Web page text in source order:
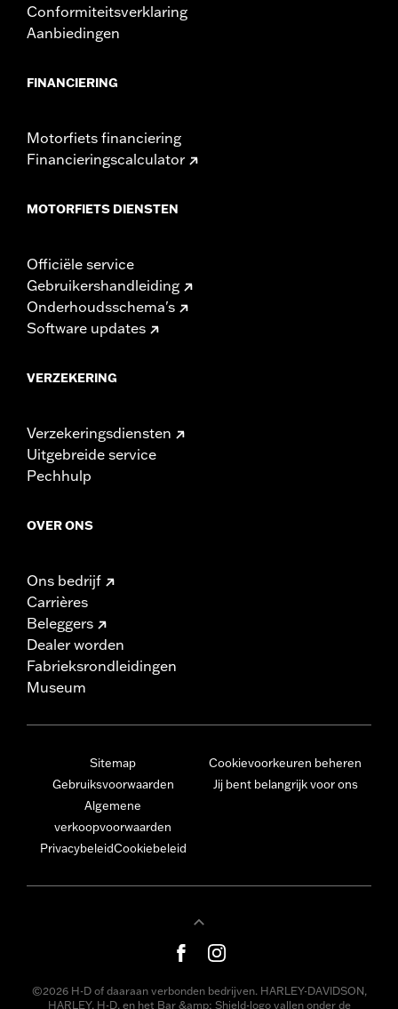
Conformiteitsverklaring
Aanbiedingen
FINANCIERING
Motorfiets financiering
Financieringscalculator
MOTORFIETS DIENSTEN
Officiële service
Gebruikershandleiding
Onderhoudsschema's
Software updates
VERZEKERING
Verzekeringsdiensten
Uitgebreide service
Pechhulp
OVER ONS
Ons bedrijf
Carrières
Beleggers
Dealer worden
Fabrieksrondleidingen
Museum
Sitemap
Gebruiksvoorwaarden
Algemene
verkoopvoorwaarden
PrivacybeleidCookiebeleid
Cookievoorkeuren beheren
Jij bent belangrijk voor ons
©2026 H-D of daaraan verbonden bedrijven. HARLEY-DAVIDSON,
HARLEY, H-D, en het Bar &amp; Shield-logo vallen onder de